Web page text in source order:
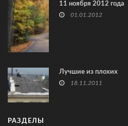
11 ноября 2012 года
01.01.2012
Лучшие из плохих
18.11.2011
РАЗДЕЛЫ